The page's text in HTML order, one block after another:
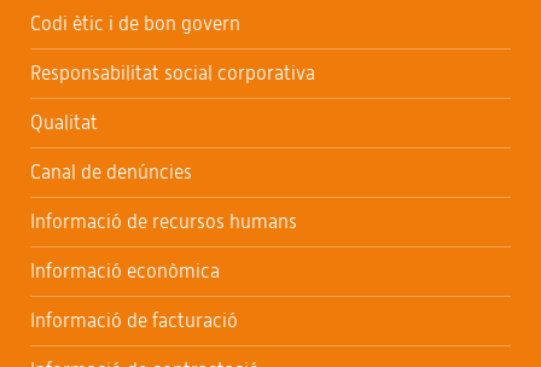
Codi ètic i de bon govern
Responsabilitat social corporativa
Qualitat
Canal de denúncies
Informació de recursos humans
Informació econòmica
Informació de facturació